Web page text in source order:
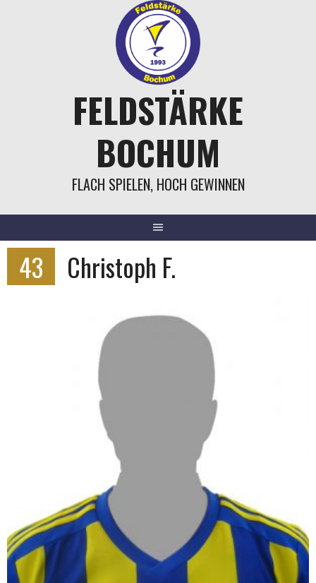
FELDSTÄRKE
BOCHUM
FLACH SPIELEN, HOCH GEWINNEN
43 Christoph F.